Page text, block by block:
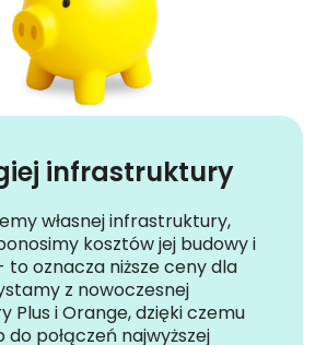
infrastruktury
własnej infrastruktury,
kosztów jej budowy i
oznacza niższe ceny dla
z nowoczesnej
Plus i Orange, dzięki czemu
połączeń najwyższej